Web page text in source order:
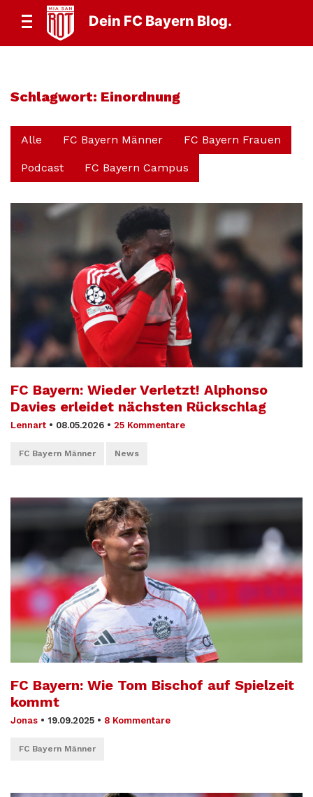
Dein FC Bayern Blog.
Schlagwort: Einordnung
Alle FC Bayern Männer FC Bayern Frauen
Podcast FC Bayern Campus
FC Bayern: Wieder Verletzt! Alphonso
Davies erleidet nächsten Rückschlag
Lennart • 08.05.2026 • 25 Kommentare
FC Bayern Männer News
FC Bayern: Wie Tom Bischof auf Spielzeit
kommt
Jonas • 19.09.2025 • 8 Kommentare
FC Bayern Männer